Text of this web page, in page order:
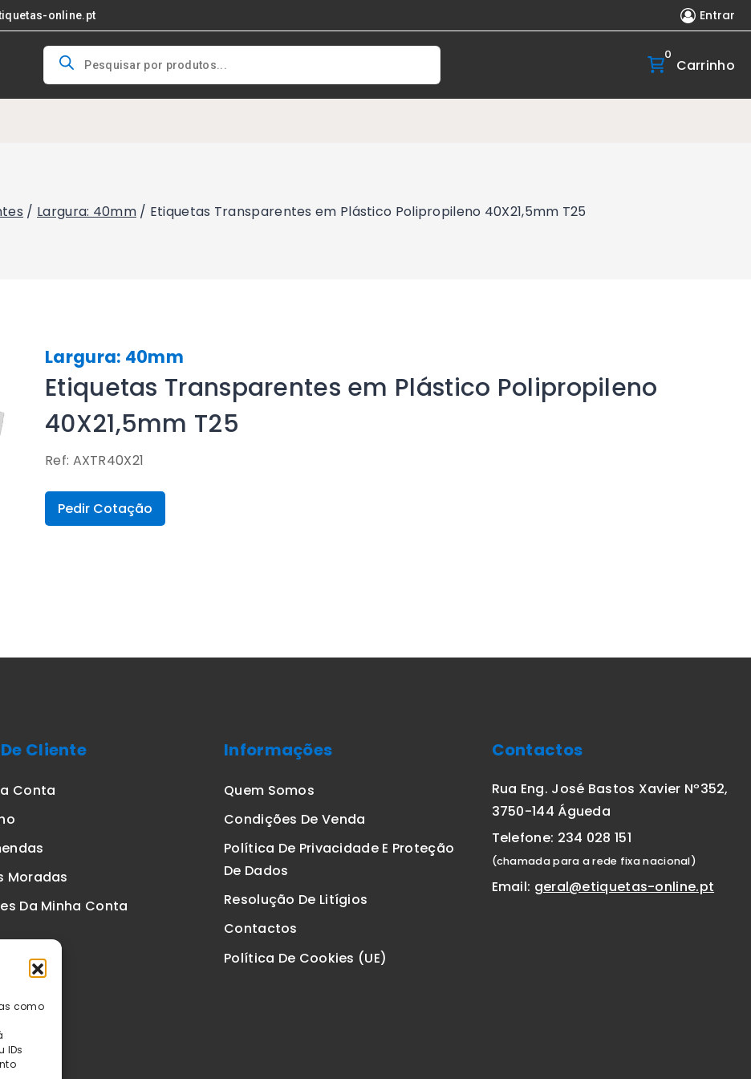
como
IDs
online.pt Entrar
Products
search
0
Carrinho
/ Largura: 40mm / Etiquetas Transparentes em Plástico Polipropileno 40X21,5mm T25
Largura: 40mm
Etiquetas Transparentes em Plástico Polipropileno
40X21,5mm T25
Ref: AXTR40X21
Pedir Cotação
Cliente
Conta
Moradas
Da Minha Conta
Informações
Quem Somos
Condições De Venda
Política De Privacidade E Proteção
De Dados
Resolução De Litígios
Contactos
Política De Cookies (UE)
Contactos
Rua Eng. José Bastos Xavier Nº352,
3750-144 Águeda
Telefone: 234 028 151
(chamada para a rede fixa nacional)
Email: geral@etiquetas-online.pt